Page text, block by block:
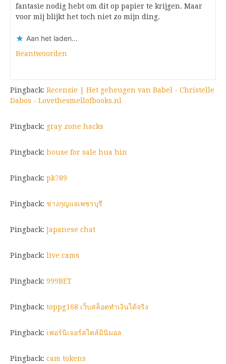
fantasie nodig hebt om dit op papier te krijgen. Maar
voor mij blijkt het toch niet zo mijn ding.
Aan het laden...
Beantwoorden
Pingback: Recensie | Het geheugen van Babel - Christelle
Dabos - Lovethesmellofbooks.nl
Pingback: gray zone hacks
Pingback: house for sale hua hin
Pingback: pk789
Pingback: ช่างกุญแจเพชรบุรี
Pingback: Japanese chat
Pingback: live cams
Pingback: 999BET
Pingback: toppg168 เว็บสล็อตทำเงินได้จริง
Pingback: เฟอร์นิเจอร์สไตล์มินิมอล
Pingback: cam tokens